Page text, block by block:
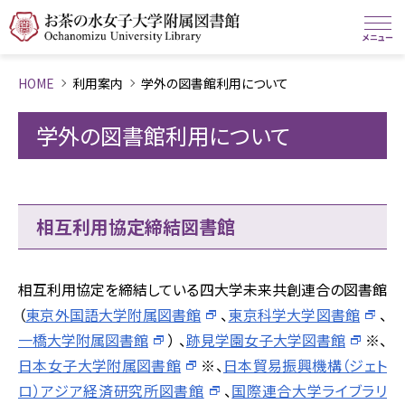
HOME 利用案内 学外の図書館利用について
学外の図書館利用について
相互利用協定締結図書館
相互利用協定を締結している四大学未来共創連合の図書館
（東京外国語大学附属図書館 、東京科学大学図書館
、
一橋大学附属図書館
） 、跡見学園女子大学図書館
※、
日本女子大学附属図書館
※、日本貿易振興機構（ジェト
ロ）アジア経済研究所図書館
、国際連合大学ライブラリ